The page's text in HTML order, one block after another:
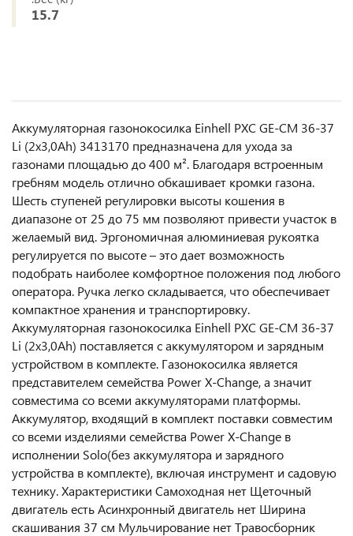
15.7
Аккумуляторная газонокосилка Einhell PXC GE-CM 36-37
Li (2x3,0Ah) 3413170 предназначена для ухода за
газонами площадью до 400 м². Благодаря встроенным
гребням модель отлично обкашивает кромки газона.
Шесть ступеней регулировки высоты кошения в
диапазоне от 25 до 75 мм позволяют привести участок в
желаемый вид. Эргономичная алюминиевая рукоятка
регулируется по высоте – это дает возможность
подобрать наиболее комфортное положения под любого
оператора. Ручка легко складывается, что обеспечивает
компактное хранения и транспортировку.
Аккумуляторная газонокосилка Einhell PXC GE-CM 36-37
Li (2x3,0Ah) поставляется с аккумулятором и зарядным
устройством в комплекте. Газонокосилка является
представителем семейства Power X-Change, а значит
совместима со всеми аккумуляторами платформы.
Аккумулятор, входящий в комплект поставки совместим
со всеми изделиями семейства Power X-Change в
исполнении Solo(без аккумулятора и зарядного
устройства в комплекте), включая инструмент и садовую
технику. Характеристики Самоходная нет Щеточный
двигатель есть Асинхронный двигатель нет Ширина
скашивания 37 см Мульчирование нет Травосборник